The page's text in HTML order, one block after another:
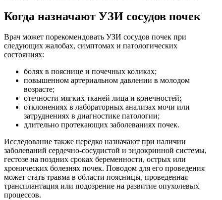
Когда назначают УЗИ сосудов почек
Врач может порекомендовать УЗИ сосудов почек при
следующих жалобах, симптомах и патологических
состояниях:
болях в пояснице и почечных коликах;
повышенном артериальном давлении в молодом
возрасте;
отечности мягких тканей лица и конечностей;
отклонениях в лабораторных анализах мочи или
затруднениях в диагностике патологии;
длительно протекающих заболеваниях почек.
Исследование также нередко назначают при наличии
заболеваний сердечно-сосудистой и эндокринной системы,
гестозе на поздних сроках беременности, острых или
хронических болезнях почек. Поводом для его проведения
может стать травма в области поясницы, проведенная
трансплантация или подозрение на развитие опухолевых
процессов.